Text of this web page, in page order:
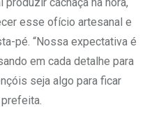
esse ofício artesanal e
pé. “Nossa expectativa é
em cada detalhe para
seja algo para ficar